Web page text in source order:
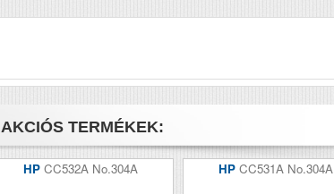
AKCIÓS TERMÉKEK:
HP CC532A No.304A HP CC531A No.304A